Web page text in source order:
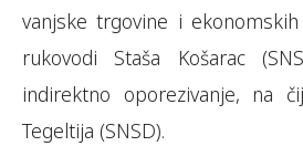
vanjske trgovine i
rukovodi Staša Košarac
indirektno oporezivanje, na
Tegeltija (SNSD).